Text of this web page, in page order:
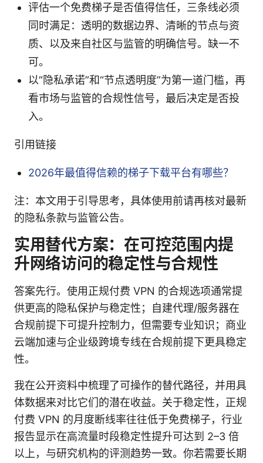
评估一个免费梯子是否值得信任，三条线必须
同时满足：透明的数据边界、清晰的节点与资
质、以及来自社区与监管的明确信号。缺一不
可。
以“隐私承诺”和“节点透明度”为第一道门槛，再
看市场与监管的合规性信号，最后决定是否投
入。
引用链接
2026年最值得信赖的梯子下载平台有哪些？
注：本文用于引导思考，具体使用前请再核对最新
的隐私条款与监管公告。
实用替代方案：在可控范围内提
升网络访问的稳定性与合规性
答案先行。使用正规付费 VPN 的合规选项通常提
供更高的隐私保护与稳定性；自建代理/服务器在
合规前提下可提升控制力，但需要专业知识；商业
云端加速与企业级跨境专线在合规前提下更具稳定
性。
我在公开资料中梳理了可操作的替代路径，并用具
体数据来对比它们的潜在收益。关于稳定性，正规
付费 VPN 的月度断线率往往低于免费梯子，行业
报告显示在高流量时段稳定性提升可达到 2–3 倍
以上，与研究机构的评测趋势一致。你若需要长期